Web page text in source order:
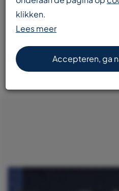
Snelle
klikken.
Lees meer
Accepteren, ga